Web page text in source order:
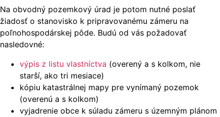
Na obvodný pozemkový úrad je potom nutné poslať
žiadosť o stanovisko k pripravovanému zámeru na
poľnohospodárskej pôde. Budú od vás požadovať
nasledovné:
výpis z listu vlastníctva (overený a s kolkom, nie
starší, ako tri mesiace)
kópiu katastrálnej mapy pre vynímaný pozemok
(overenú a s kolkom)
vyjadrenie obce k súladu zámeru s územným plánom